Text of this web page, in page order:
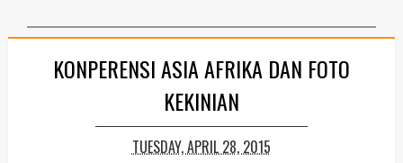
KONPERENSI ASIA AFRIKA DAN FOTO
KEKINIAN
TUESDAY, APRIL 28, 2015